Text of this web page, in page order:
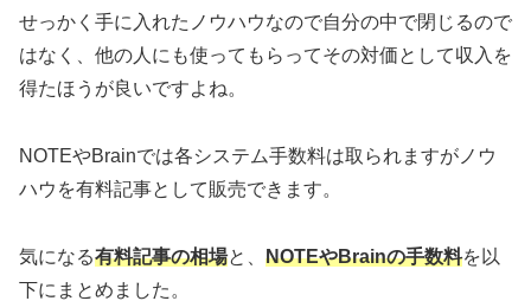
せっかく手に入れたノウハウなので自分の中で閉じるので
はなく、他の人にも使ってもらってその対価として収入を
得たほうが良いですよね。
NOTEやBrainでは各システム手数料は取られますがノウ
ハウを有料記事として販売できます。
気になる有料記事の相場と、 NOTEやBrainの手数料を以
下にまとめました。